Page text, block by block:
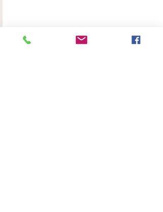
Cheval et son transport : 370 euros